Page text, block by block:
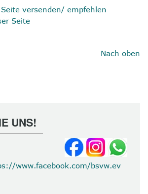
versenden/ empfehlen
Seite
Nach oben
UNS!
www.facebook.com/bsvw.ev